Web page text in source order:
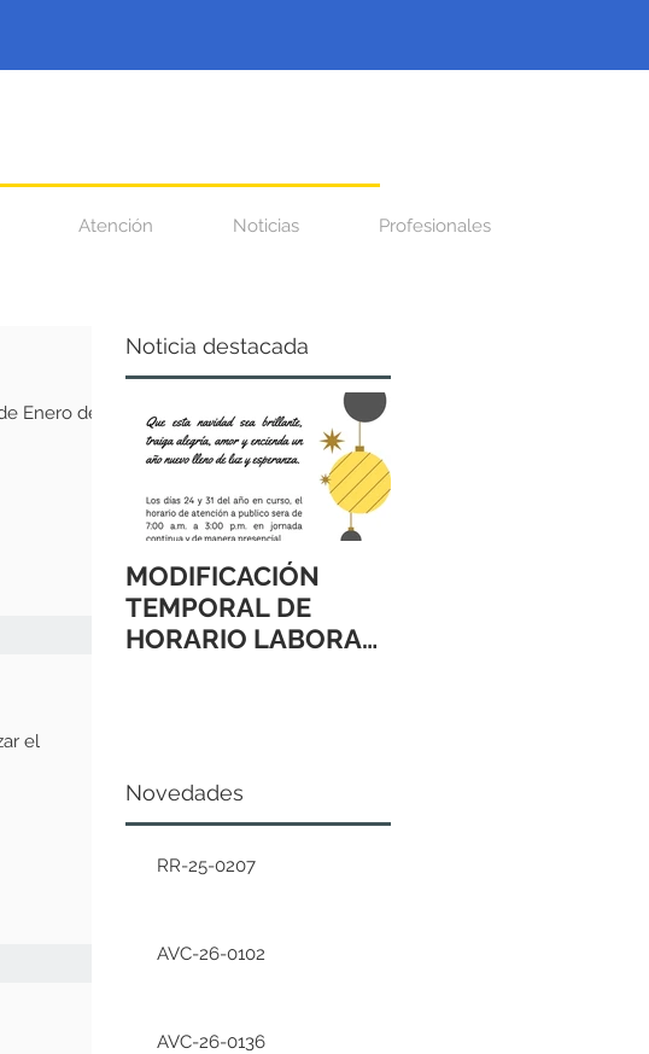
Atención Noticias Profesionales
Noticia destacada
MODIFICACIÓN
TEMPORAL DE
HORARIO LABORAL
Novedades
RR-25-0207
AVC-26-0102
AVC-26-0136